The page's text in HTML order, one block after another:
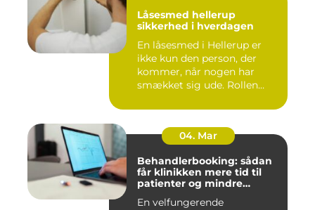
Låsesmed hellerup
sikkerhed i hverdagen
En låsesmed i Hellerup er
ikke kun den person, der
kommer, når nogen har
smækket sig ude. Rollen
04. Mar
Behandlerbooking: sådan
får klinikken mere tid til
patienter og mindre
En velfungerende